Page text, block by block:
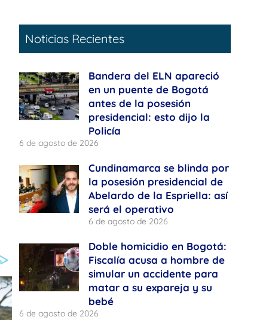
Noticias Recientes
Bandera del ELN apareció
en un puente de Bogotá
antes de la posesión
presidencial: esto dijo la
Policía
6 de agosto de 2026
Cundinamarca se blinda por
la posesión presidencial de
Abelardo de la Espriella: así
será el operativo
6 de agosto de 2026
Doble homicidio en Bogotá:
Fiscalía acusa a hombre de
simular un accidente para
matar a su expareja y su
bebé
6 de agosto de 2026